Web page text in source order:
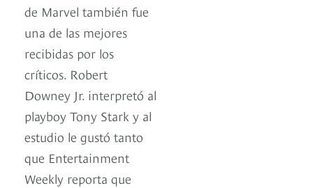
de Marvel también fue
una de las mejores
recibidas por los
críticos. Robert
Downey Jr. interpretó al
playboy Tony Stark y al
estudio le gustó tanto
que Entertainment
Weekly reporta que